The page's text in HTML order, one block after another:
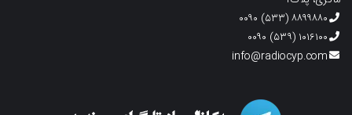
۸۸۹۹۸۸۰ (۵۳۳) ۰۰۹۰
۱۰۱۶۱۰۰ (۵۳۹) ۰۰۹۰
info@radiocyp.com